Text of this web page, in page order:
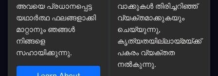
അവയെ പ്രധാനപ്പെട്ട
യഥാർത്ഥ ഫലങ്ങളാക്കി
മാറ്റാനും ഞങ്ങൾ
നിങ്ങളെ
സഹായിക്കുന്നു.
വാക്കുകൾ തിരിച്ചറിഞ്ഞ്
വ്യക്തമാക്കുകയും
ചെയ്യുന്നു,
കൃത്യതയില്ലായ്മയ്ക്ക്
പകരം വ്യക്തത
നൽകുന്നു.